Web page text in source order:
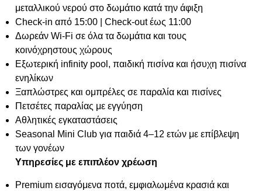
μεταλλικού νερού στο δωμάτιο κατά την άφιξη
Check-in από 15:00 | Check-out έως 11:00
Δωρεάν Wi-Fi σε όλα τα δωμάτια και τους
κοινόχρηστους χώρους
Εξωτερική infinity pool, παιδική πισίνα και ήσυχη πισίνα
ενηλίκων
Ξαπλώστρες και ομπρέλες σε παραλία και πισίνες
Πετσέτες παραλίας με εγγύηση
Αθλητικές εγκαταστάσεις
Seasonal Mini Club για παιδιά 4–12 ετών με επίβλεψη
των γονέων
Υπηρεσίες με επιπλέον χρέωση
Premium εισαγόμενα ποτά, εμφιαλωμένα κρασιά και